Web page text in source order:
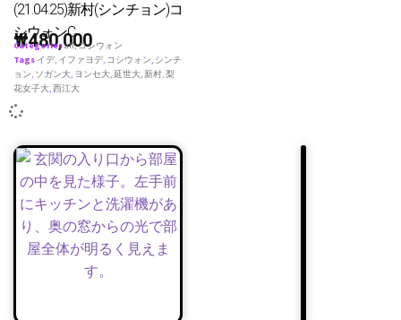
(21.04.25)新村(シンチョン)コ
シウォンC
₩480,000
Categoriesall,コシウォン
Tags イデ, イファヨデ, コシウォン, シンチ
ョン, ソガン大, ヨンセ大,延世大,新村,梨
花女子大,西江大